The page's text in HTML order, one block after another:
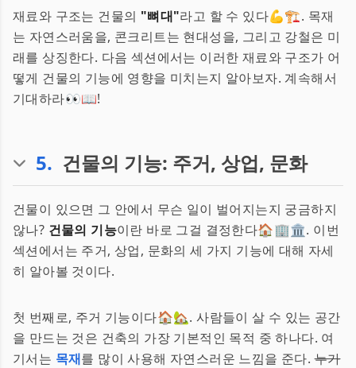
재료와 구조는 건물의 "뼈대"라고 할 수 있다💪🏗️. 목재
는 자연스러움을, 콘크리트는 현대성을, 그리고 강철은 미
래를 상징한다. 다음 섹션에서는 이러한 재료와 구조가 어
떻게 건물의 기능에 영향을 미치는지 알아보자. 계속해서
기대하라👀📖!
5. 건물의 기능: 주거, 상업, 문화
건물이 있으면 그 안에서 무슨 일이 벌어지는지 궁금하지
않나? 건물의 기능이란 바로 그걸 결정한다🏠🏢🏛️. 이번
섹션에서는 주거, 상업, 문화의 세 가지 기능에 대해 자세
히 알아볼 것이다.
첫 번째로, 주거 기능이다🏠🏡. 사람들이 살 수 있는 공간
을 만드는 것은 건축의 가장 기본적인 목적 중 하나다. 여
기서는 목재를 많이 사용해 자연스러운 느낌을 준다.누가